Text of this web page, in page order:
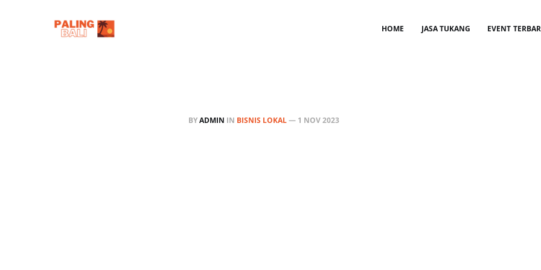
HOME JASA TUKANG EVENT
BYADMIN IN BISNIS LOKAL— 1 NOV 2023